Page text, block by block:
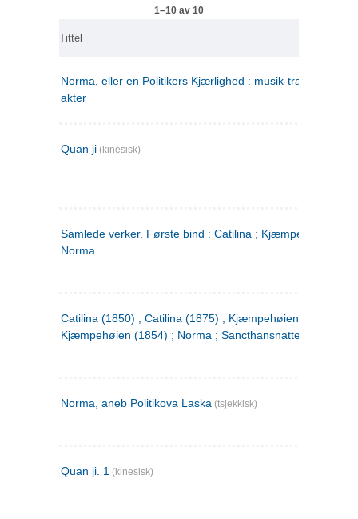
1–10 av 10
Tittel
Norma, eller en Politikers Kjærlighed : musik-tragedie i tre
akter
Quan ji (kinesisk)
Samlede verker. Første bind : Catilina ; Kjæmpehøien ;
Norma
Catilina (1850) ; Catilina (1875) ; Kjæmpehøien (1850) ;
Kjæmpehøien (1854) ; Norma ; Sancthansnatten
Norma, aneb Politikova Laska (tsjekkisk)
Quan ji. 1 (kinesisk)